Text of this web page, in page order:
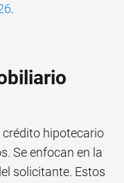
.
crédito hipotecario
Se enfocan en la
solicitante. Estos